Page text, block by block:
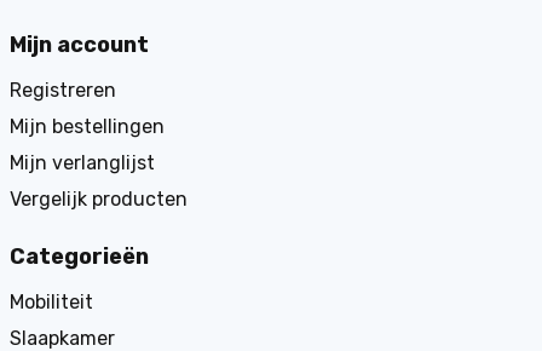
Mijn account
Registreren
Mijn bestellingen
Mijn verlanglijst
Vergelijk producten
Categorieën
Mobiliteit
Slaapkamer